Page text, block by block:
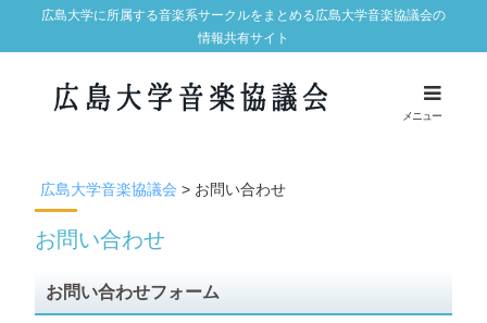
ホーム
広島大学音楽協議会について
所属サークル
ギャラリー
広島大学に所属する音楽系サークルをまとめる広島大学音楽協議会の
情報共有サイト
メニュー
広島大学音楽協議会 > お問い合わせ
お問い合わせ
お問い合わせフォーム